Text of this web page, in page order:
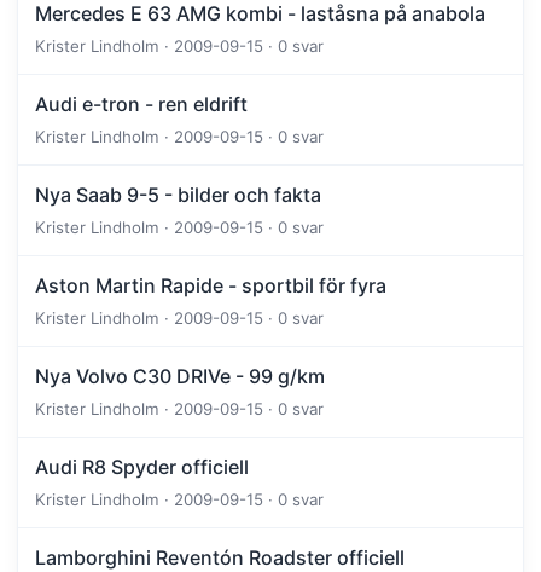
Mercedes E 63 AMG kombi - laståsna på anabola
Krister Lindholm · 2009-09-15 · 0 svar
Audi e-tron - ren eldrift
Krister Lindholm · 2009-09-15 · 0 svar
Nya Saab 9-5 - bilder och fakta
Krister Lindholm · 2009-09-15 · 0 svar
Aston Martin Rapide - sportbil för fyra
Krister Lindholm · 2009-09-15 · 0 svar
Nya Volvo C30 DRIVe - 99 g/km
Krister Lindholm · 2009-09-15 · 0 svar
Audi R8 Spyder officiell
Krister Lindholm · 2009-09-15 · 0 svar
Lamborghini Reventón Roadster officiell